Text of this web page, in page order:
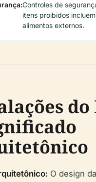
Controles de
itens proibidos
alimentos externos.
do
O design